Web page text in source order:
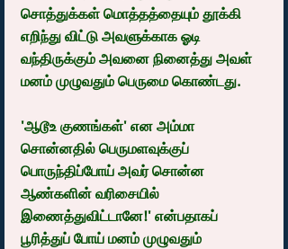
சொத்துக்கள் மொத்தத்தையும் தூக்கி
எறிந்து விட்டு அவளுக்காக ஓடி
வந்திருக்கும் அவனை நினைத்து அவள்
மனம் முழுவதும் பெருமை கொண்டது.
'ஆடூஉ குணங்கள்' என அம்மா
சொன்னதில் பெருமளவுக்குப்
பொருந்திப்போய் அவர் சொன்ன
ஆண்களின் வரிசையில்
இணைத்துவிட்டானே!' என்பதாகப்
பூரித்துப் போய் மனம் முழுவதும்